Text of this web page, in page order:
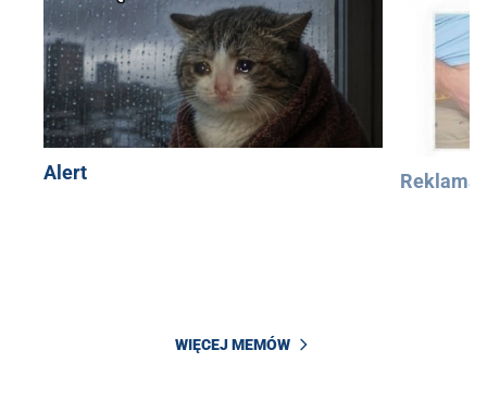
Alert Reklama
WIĘCEJ MEMÓW